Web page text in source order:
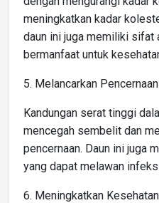
meningkatkan kadar
daun ini juga memiliki sifat
bermanfaat untuk
5. Melancarkan Pencernaan
Kandungan serat tinggi
mencegah sembelit dan
pencernaan. Daun ini juga
yang dapat melawan
6. Meningkatkan